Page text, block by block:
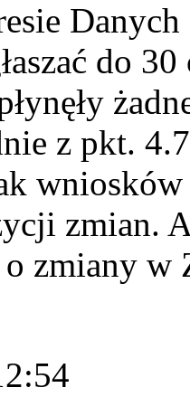
do
z pkt.
zmian.
zmiany w